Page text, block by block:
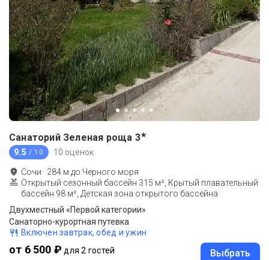
Санаторий Зеленая роща 3★
9.5 / 10 10 оценок
Сочи · 284 м до Черного моря
Открытый сезонный бассейн 315 м², Крытый плавательный
бассейн 98 м², Детская зона открытого бассейна
Двухместный «Первой категории»
Санаторно-курортная путевка
Включен завтрак, обед и ужин
от 6 500 ₽ для 2 гостей Выбрать